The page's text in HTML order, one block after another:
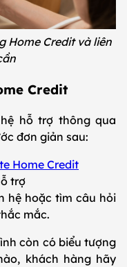
Home Credit và liên
Credit
hỗ trợ thông qua
đơn giản sau:
Home Credit
trợ
hệ hoặc tìm câu hỏi
mắc.
còn có biểu tượng
khách hàng hãy